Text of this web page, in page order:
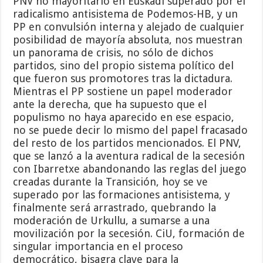
radicalismo antisistema de Podemos-HB, y un
PP en convulsión interna y alejado de cualquier
posibilidad de mayoría absoluta, nos muestran
un panorama de crisis, no sólo de dichos
partidos, sino del propio sistema político del
que fueron sus promotores tras la dictadura.
Mientras el PP sostiene un papel moderador
ante la derecha, que ha supuesto que el
populismo no haya aparecido en ese espacio,
no se puede decir lo mismo del papel fracasado
del resto de los partidos mencionados. El PNV,
que se lanzó a la aventura radical de la secesión
con Ibarretxe abandonando las reglas del juego
creadas durante la Transición, hoy se ve
superado por las formaciones antisistema, y
finalmente será arrastrado, quebrando la
moderación de Urkullu, a sumarse a una
movilización por la secesión. CiU, formación de
singular importancia en el proceso
democrático, bisagra clave para la